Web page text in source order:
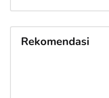
Rekomendasi